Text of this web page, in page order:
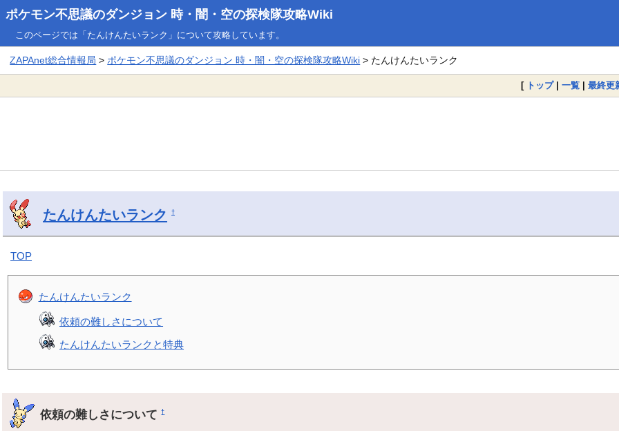
ポケモン不思議のダンジョン 時・闇・空の探検隊攻略Wiki
このページでは「たんけんたいランク」について攻略しています。
ZAPAnet総合情報局 >ポケモン不思議のダンジョン 時・闇・空の探検隊攻略Wiki > たんけんたいランク
[ トップ| 一覧 | 最終更
たんけんたいランク †
TOP
たんけんたいランク
依頼の難しさについて
たんけんたいランクと特典
依頼の難しさについて†